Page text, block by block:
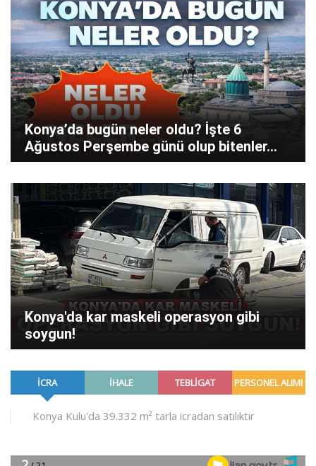
Konya’da bugün neler oldu? İşte 6
Ağustos Perşembe günü olup bitenler…
Konya'da kar maskeli operasyon gibi
soygun!